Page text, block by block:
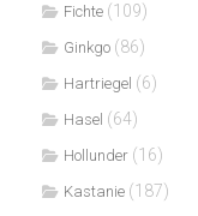
Fichte (109)
Ginkgo (86)
Hartriegel (6)
Hasel (64)
Hollunder (16)
Kastanie (187)